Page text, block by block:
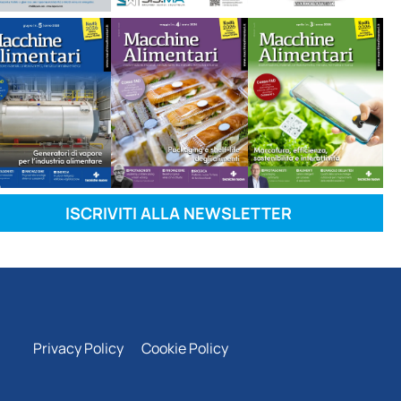
ISCRIVITI ALLA NEWSLETTER
Privacy Policy Cookie Policy